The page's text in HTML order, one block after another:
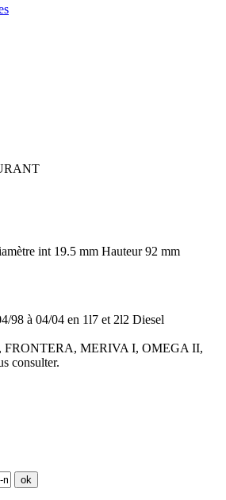
int 19.5 mm Hauteur 92 mm
98 à 04/04 en 1l7 et 2l2 Diesel
FRONTERA, MERIVA I, OMEGA II,
consulter.
ok